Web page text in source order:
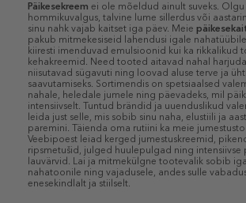
Päikesekreem ei ole mõeldud ainult suveks. Olgu
hommikuvalgus, talvine lume sillerdus või
sinu nahk vajab kaitset iga päev. Meie
pakub mitmekesiseid lahendusi igale
kiiresti imenduvad emulsioonid kui ka rikkalikud
kehakreemid. Need tooted aitavad nahal
niisutavad sügavuti ning loovad aluse terve ja
saavutamiseks. Sortimendis on spetsiaalsed
nahale, heledale jumele ning päevadeks, mil
intensiivselt. Tuntud brändid ja uuenduslikud
leida just selle, mis sobib sinu naha, elustiili ja
paremini. Täienda oma rutiini ka meie
Veebipoest leiad kerged jumestuskreemid,
ripsmetušid, julged huulepulgad ning intensiivse
lauvärvid. Lai ja mitmekülgne tootevalik sobib
nahatoonile ning vajadusele, andes sulle
enesekindlalt ja stiilselt.